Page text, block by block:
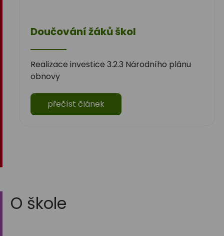
Doučování žáků škol
Realizace investice 3.2.3 Národního plánu
obnovy
přečíst článek
O škole